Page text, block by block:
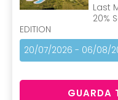
Last
20%
EDITION
20/07/2026 - 06/08/
GUARDA